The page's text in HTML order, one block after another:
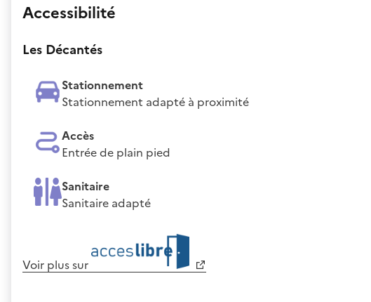
Accessibilité
Les Décantés
Stationnement
Stationnement adapté à proximité
Accès
Entrée de plain pied
Sanitaire
Sanitaire adapté
Voir plus sur